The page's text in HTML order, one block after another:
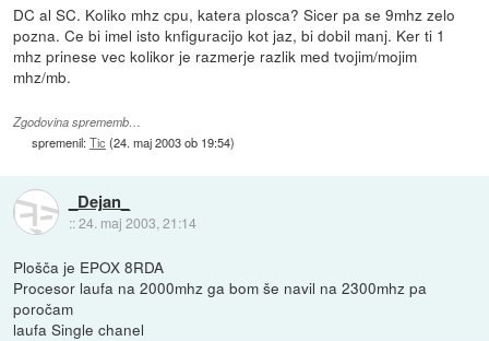
DC al SC. Koliko mhz cpu, katera plosca? Sicer pa se 9mhz zelo
pozna. Ce bi imel isto knfiguracijo kot jaz, bi dobil manj. Ker ti 1
mhz prinese vec kolikor je razmerje razlik med tvojim/mojim
mhz/mb.
Zgodovina sprememb…
spremenil:Tic (24. maj 2003 ob 19:54)
_Dejan_
::24. maj 2003, 21:14
Plošča je EPOX 8RDA
Procesor laufa na 2000mhz ga bom še navil na 2300mhz pa
poročam
laufa Single chanel